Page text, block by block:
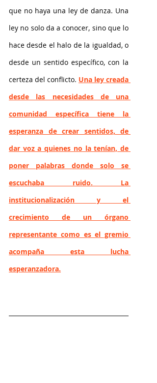
que no haya una ley de danza. Una
ley no solo da a conocer, sino que lo
hace desde el halo de la igualdad, o
desde un sentido específico, con la
certeza del conflicto. Una ley creada
desde las necesidades de una
comunidad específica tiene la
esperanza de crear sentidos, de
dar voz a quienes no la tenían, de
poner palabras donde solo se
escuchaba ruido. La
institucionalización y el
crecimiento de un órgano
representante como es el gremio
acompaña esta lucha
esperanzadora.